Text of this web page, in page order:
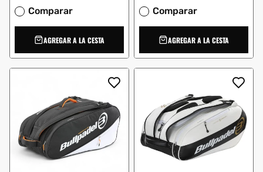
Comparar
AGREGAR A LA CESTA
Comparar
AGREGAR A LA CESTA